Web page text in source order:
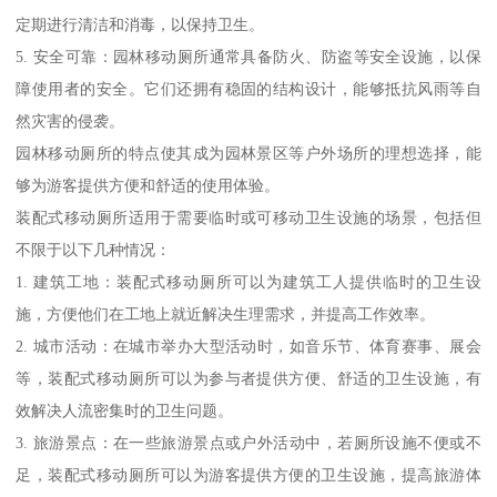
定期进行清洁和消毒，以保持卫生。
5. 安全可靠：园林移动厕所通常具备防火、防盗等安全设施，以保
障使用者的安全。它们还拥有稳固的结构设计，能够抵抗风雨等自
然灾害的侵袭。
园林移动厕所的特点使其成为园林景区等户外场所的理想选择，能
够为游客提供方便和舒适的使用体验。
装配式移动厕所适用于需要临时或可移动卫生设施的场景，包括但
不限于以下几种情况：
1. 建筑工地：装配式移动厕所可以为建筑工人提供临时的卫生设
施，方便他们在工地上就近解决生理需求，并提高工作效率。
2. 城市活动：在城市举办大型活动时，如音乐节、体育赛事、展会
等，装配式移动厕所可以为参与者提供方便、舒适的卫生设施，有
效解决人流密集时的卫生问题。
3. 旅游景点：在一些旅游景点或户外活动中，若厕所设施不便或不
足，装配式移动厕所可以为游客提供方便的卫生设施，提高旅游体